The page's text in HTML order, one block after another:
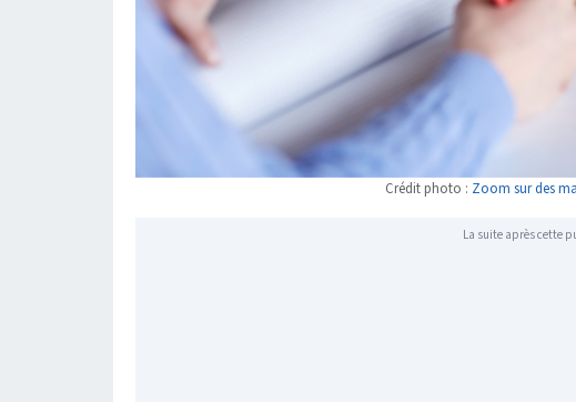
Crédit photo : Zoom sur des
La suite après cette